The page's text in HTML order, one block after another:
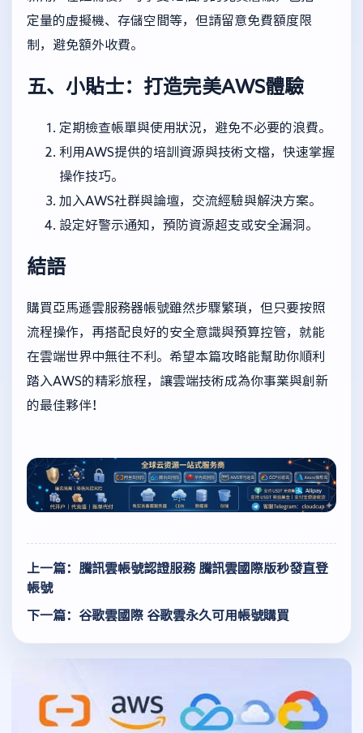
定量的虛擬機、存儲空間等，但請留意免費額度限
制，避免額外收費。
五、小貼士：打造完美AWS體驗
定期檢查帳單與使用狀況，避免不必要的浪費。
利用AWS提供的培訓資源與技術文檔，快速掌握
操作技巧。
加入AWS社群與論壇，交流經驗與解決方案。
設定好警示通知，預防資源超支或安全漏洞。
結語
購買亞馬遜雲服務器帳號雖然步驟繁瑣，但只要按照
流程操作，再搭配良好的安全意識與預算控管，就能
在雲端世界中無往不利。希望本篇攻略能幫助你順利
踏入AWS的精彩旅程，讓雲端技術成為你事業與創新
的最佳夥伴！
上一篇：騰訊雲帳號認證服務 騰訊雲國際版秒發直登
帳號
下一篇：谷歌雲國際 谷歌雲永久可用帳號購買